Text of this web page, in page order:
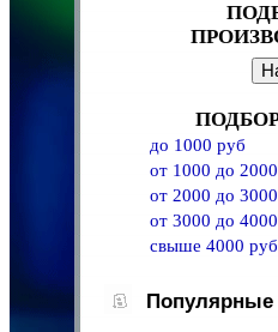
до 1000 руб
от 1000 до
от 2000 до
от 3000 до
свыше 4000 руб
Популярные